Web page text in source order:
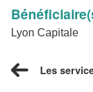
Lyon Capitale
Les